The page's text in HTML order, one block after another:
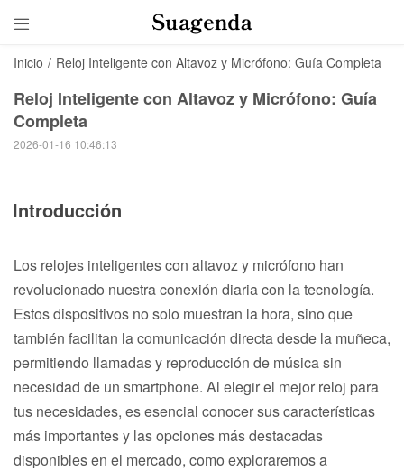

Inicio / Reloj Inteligente con Altavoz y Micrófono: Guía Completa
Reloj Inteligente con Altavoz y Micrófono: Guía
Completa
2026-01-16 10:46:13
Introducción
Los relojes inteligentes con altavoz y micrófono han
revolucionado nuestra conexión diaria con la tecnología.
Estos dispositivos no solo muestran la hora, sino que
también facilitan la comunicación directa desde la muñeca,
permitiendo llamadas y reproducción de música sin
necesidad de un smartphone. Al elegir el mejor reloj para
tus necesidades, es esencial conocer sus características
más importantes y las opciones más destacadas
disponibles en el mercado, como exploraremos a